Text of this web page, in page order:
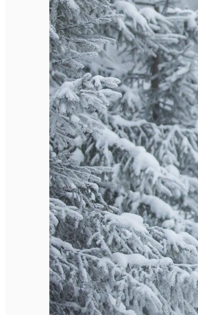
English
Închirieri de biciclete